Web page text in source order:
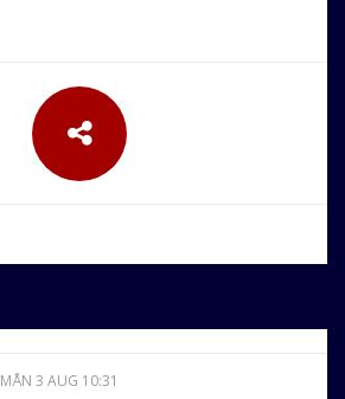
MÅN 3 AUG 10:31